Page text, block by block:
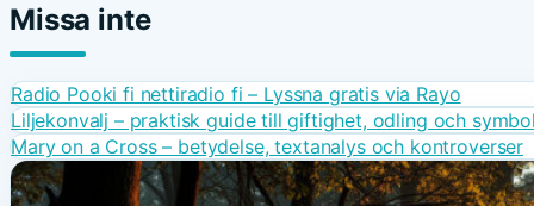
Missa inte
Radio Pooki fi nettiradio fi – Lyssna gratis via Rayo
Liljekonvalj – praktisk guide till giftighet, odling och
Mary on a Cross – betydelse, textanalys och kontroverser